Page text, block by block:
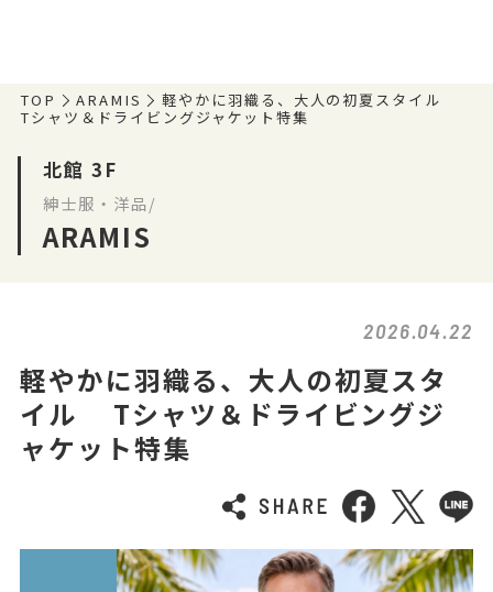
TOP ARAMIS
軽やかに羽織る、大人の初夏スタイル
Tシャツ＆ドライビングジャケット特集
北館 3F
紳士服・洋品/
ARAMIS
2026.04.22
軽やかに羽織る、大人の初夏スタ
イル Tシャツ＆ドライビングジ
ャケット特集